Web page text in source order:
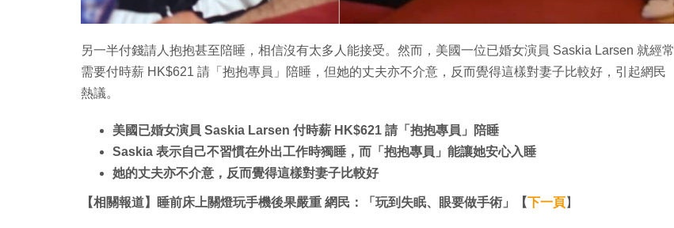
另一半付錢請人抱抱甚至陪睡，相信沒有太多人能接受。然而，美國一位已婚女演員 Saskia Larsen 就經常
需要付時薪 HK$621 請「抱抱專員」陪睡，但她的丈夫亦不介意，反而覺得這樣對妻子比較好，引起網民
熱議。
美國已婚女演員 Saskia Larsen 付時薪 HK$621 請「抱抱專員」陪睡
Saskia 表示自己不習慣在外出工作時獨睡，而「抱抱專員」能讓她安心入睡
她的丈夫亦不介意，反而覺得這樣對妻子比較好
【相關報道】睡前床上關燈玩手機後果嚴重 網民：「玩到失眠、眼要做手術」【下一頁】